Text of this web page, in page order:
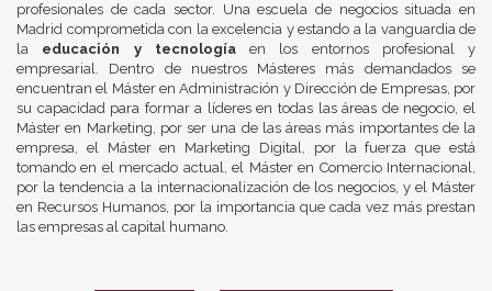
profesionales de cada sector. Una escuela de negocios situada en
Madrid comprometida con la excelencia y estando a la vanguardia de
la educación y tecnologíaen los entornos profesional y
empresarial. Dentro de nuestros Másteres más demandados se
encuentran el Máster en Administración y Dirección de Empresas, por
su capacidad para formar a líderes en todas las áreas de negocio, el
Máster en Marketing, por ser una de las áreas más importantes de la
empresa, el Máster en Marketing Digital, por la fuerza que está
tomando en el mercado actual, el Máster en Comercio Internacional,
por la tendencia a la internacionalización de los negocios, y el Máster
en Recursos Humanos, por la importancia que cada vez más prestan
las empresas al capital humano.